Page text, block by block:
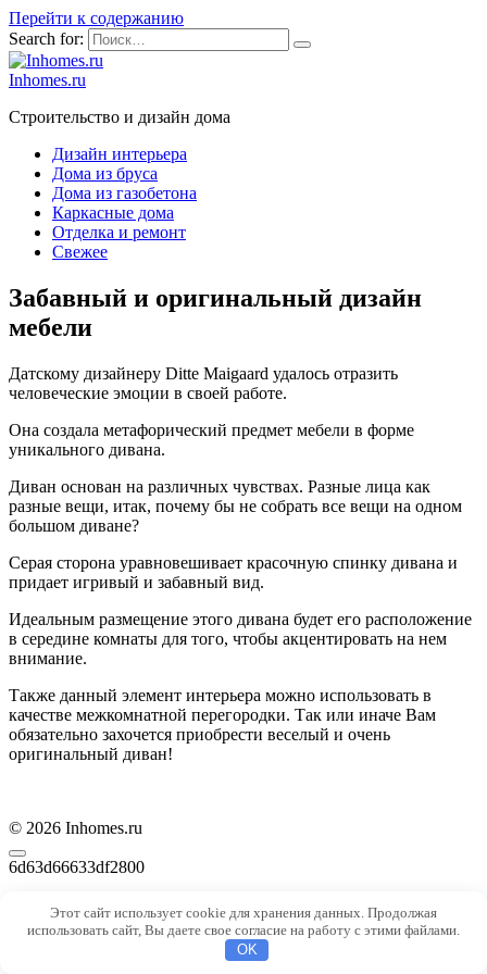
Перейти к содержанию
Search for:
Inhomes.ru
Строительство и дизайн дома
Дизайн интерьера
Дома из бруса
Дома из газобетона
Каркасные дома
Отделка и ремонт
Свежее
Забавный и оригинальный дизайн
мебели
Датскому дизайнеру Ditte Maigaard удалось отразить
человеческие эмоции в своей работе.
Она создала метафорический предмет мебели в форме
уникального дивана.
Диван основан на различных чувствах. Разные лица как
разные вещи, итак, почему бы не собрать все вещи на одном
большом диване?
Серая сторона уравновешивает красочную спинку дивана и
придает игривый и забавный вид.
Идеальным размещение этого дивана будет его расположение
в середине комнаты для того, чтобы акцентировать на нем
внимание.
Также данный элемент интерьера можно использовать в
качестве межкомнатной перегородки. Так или иначе Вам
обязательно захочется приобрести веселый и очень
оригинальный диван!
© 2026 Inhomes.ru
6d63d66633df2800
Этот сайт использует cookie для хранения данных. Продолжая
использовать сайт, Вы даете свое согласие на работу с этими файлами.
OK